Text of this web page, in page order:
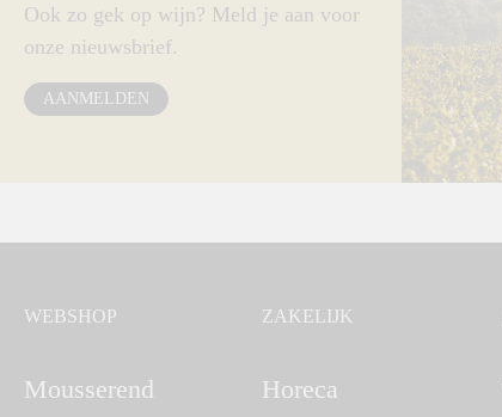
Ook zo gek op wijn? Meld je aan voor
onze nieuwsbrief.
AANMELDEN
WEBSHOP
Mousserend
ZAKELIJK
Horeca